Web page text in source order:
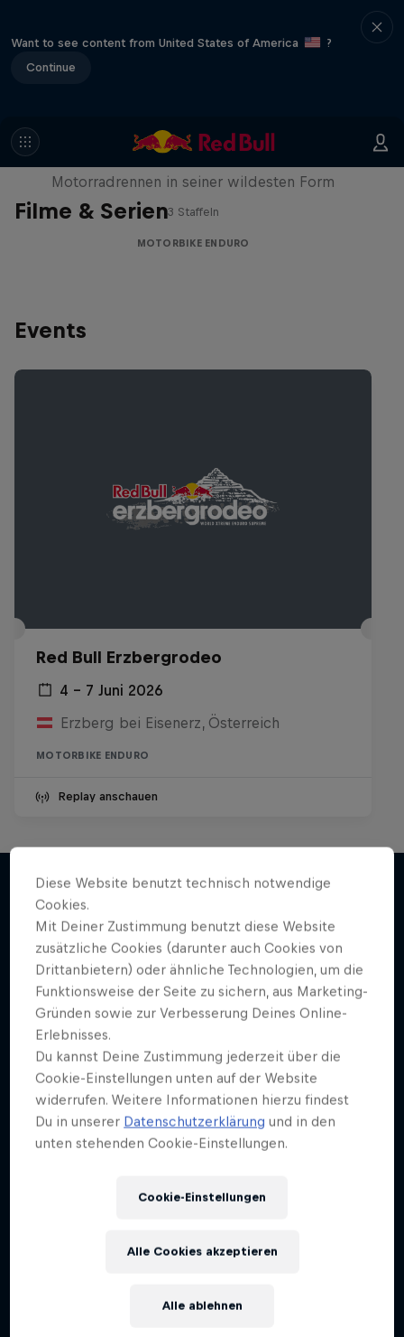
Want to see content from United States of America
?
Continue
Filme & Serien
Championship Highlights
Motorradrennen in seiner wildesten Form
3 Staffeln
MOTORBIKE ENDURO
Events
Red Bull Erzbergrodeo
4 – 7 Juni 2026
Erzberg bei Eisenerz, Österreich
MOTORBIKE ENDURO
Replay anschauen
Weiter geht´s hier
Diese Website benutzt technisch notwendige
Cookies.
Mit Deiner Zustimmung benutzt diese Website
zusätzliche Cookies (darunter auch Cookies von
Drittanbietern) oder ähnliche Technologien, um die
Funktionsweise der Seite zu sichern, aus Marketing-
Gründen sowie zur Verbesserung Deines Online-
Erlebnisses.
Du kannst Deine Zustimmung jederzeit über die
Cookie-Einstellungen unten auf der Website
widerrufen. Weitere Informationen hierzu findest
Du in unserer Datenschutzerklärung und in den
unten stehenden Cookie-Einstellungen.
Cookie-Einstellungen
Alle ablehnen
Alle Cookies akzeptieren